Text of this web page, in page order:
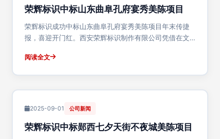
荣辉标识中标山东曲阜孔府宴秀美陈项目
荣辉标识成功中标山东曲阜孔府宴秀美陈项目年末传捷
报，喜迎开门红。西安荣辉标识制作有限公司凭借在文
标山东省曲阜市"孔府宴秀"美陈深化设计制作安装项目。
阅读全文
2025-09-01 公司新闻
荣辉标识中标郧西七夕天街不夜城美陈项目